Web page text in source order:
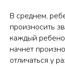
В среднем,
произносить
каждый
начнет
отличаться у